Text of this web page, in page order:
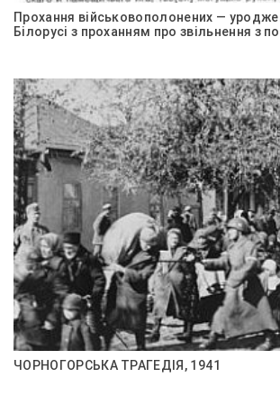
Прохання військовополонених —
Білорусі з проханням про звільнення з
ЧОРНОГОРСЬКА ТРАГЕДІЯ, 1941